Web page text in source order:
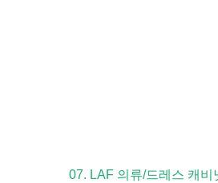
07. LAF 의류/드레스 캐비